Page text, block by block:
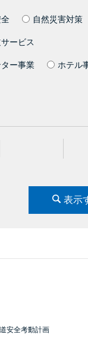
自然災害対策
ービス
ー事業 ホテル
表示
安全考動計画